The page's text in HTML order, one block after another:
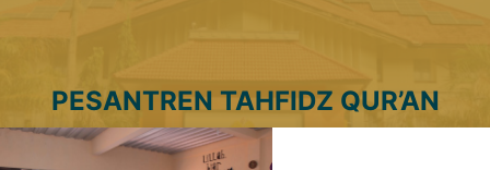
PESANTREN TAHFIDZ QUR’AN
TERPADU AL HIKMAH